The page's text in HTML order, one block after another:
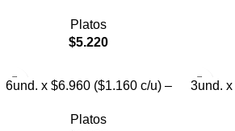
con Diseño
Platos
$5.220
6und. x $6.960 ($1.160 c/u) –
Platos
3und.